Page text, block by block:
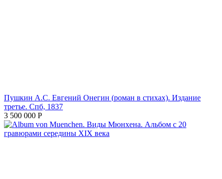
Пушкин А.С. Евгений Онегин (роман в стихах). Издание
третье. Спб, 1837
3 500 000 Р